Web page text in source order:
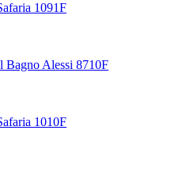
1091F
Bagno Alessi 8710F
1010F